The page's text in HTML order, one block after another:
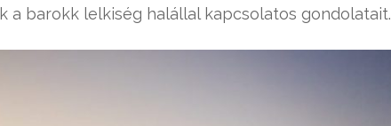
a barokk lelkiség halállal kapcsolatos gondolatait.